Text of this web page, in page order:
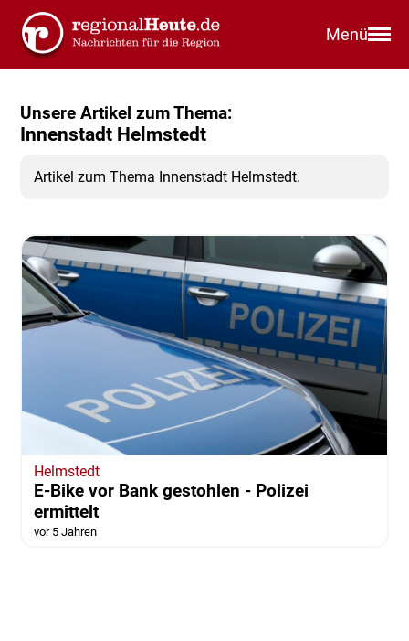
Menü
Unsere Artikel zum Thema:
Innenstadt Helmstedt
Artikel zum Thema Innenstadt Helmstedt.
Helmstedt
E-Bike vor Bank gestohlen - Polizei
ermittelt
vor 5 Jahren